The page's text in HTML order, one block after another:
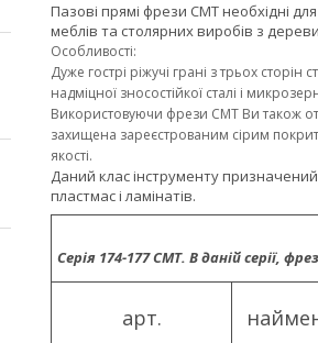
Пазові прямі фрези CMT необхідні
меблів та столярних виробів з
Особливості:
Дуже гострі ріжучі грані з трьох
надміцної зносостійкої сталі і
Використовуючи фрези CMT Ви також
захищена зареєстрованим сірим
якості.
Даний клас інструменту
пластмас і ламінатів.
Серія 174-177 CMT. В даній серії,
арт.